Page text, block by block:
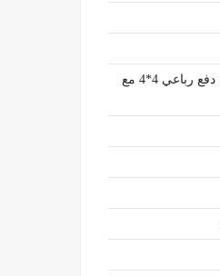
SUV car rental – تأجير سيارات دفع رباعي 4*4 مع